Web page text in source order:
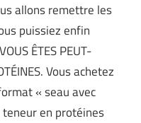
allons remettre les
puissiez enfin
ÊTES PEUT-
Vous achetez
« seau avec
teneur en protéines